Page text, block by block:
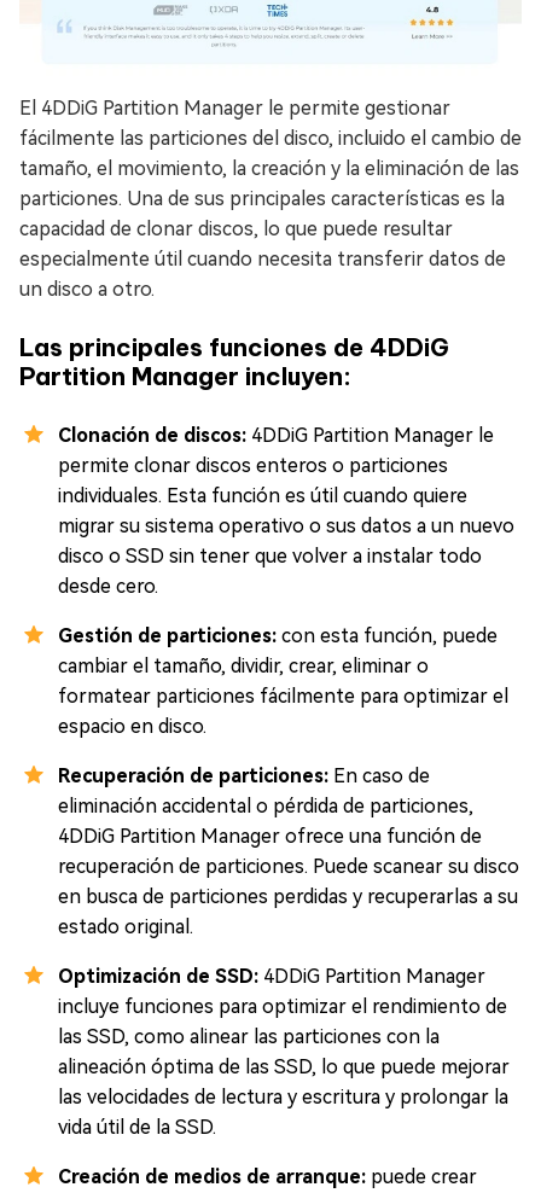
El 4DDiG Partition Manager le permite gestionar
fácilmente las particiones del disco, incluido el cambio de
tamaño, el movimiento, la creación y la eliminación de las
particiones. Una de sus principales características es la
capacidad de clonar discos, lo que puede resultar
especialmente útil cuando necesita transferir datos de
un disco a otro.
Las principales funciones de 4DDiG
Partition Manager incluyen:
Clonación de discos: 4DDiG Partition Manager le
permite clonar discos enteros o particiones
individuales. Esta función es útil cuando quiere
migrar su sistema operativo o sus datos a un nuevo
disco o SSD sin tener que volver a instalar todo
desde cero.
Gestión de particiones: con esta función, puede
cambiar el tamaño, dividir, crear, eliminar o
formatear particiones fácilmente para optimizar el
espacio en disco.
Recuperación de particiones: En caso de
eliminación accidental o pérdida de particiones,
4DDiG Partition Manager ofrece una función de
recuperación de particiones. Puede scanear su disco
en busca de particiones perdidas y recuperarlas a su
estado original.
Optimización de SSD: 4DDiG Partition Manager
incluye funciones para optimizar el rendimiento de
las SSD, como alinear las particiones con la
alineación óptima de las SSD, lo que puede mejorar
las velocidades de lectura y escritura y prolongar la
vida útil de la SSD.
Creación de medios de arranque: puede crear